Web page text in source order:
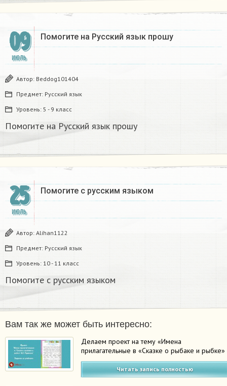
09
ИЮЛЬ
Помогите на Русский язык прошу​
Автор: Beddog101404
Предмет: Русский язык
Уровень: 5 - 9 класс
Помогите на Русский язык прошу​
25
ИЮЛЬ
Помогите с русским языком
Автор: Alihan1122
Предмет: Русский язык
Уровень: 10 - 11 класс
Помогите с русским языком
Вам так же может быть интересно:
Делаем проект на тему «Имена
прилагательные в «Сказке о рыбаке и рыбке»
Читать запись полностью